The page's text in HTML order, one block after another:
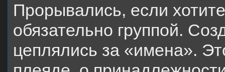
Прорывались, если
обязательно группой.
цеплялись за «имена».